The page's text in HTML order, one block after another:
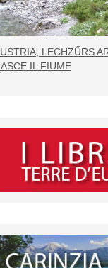
LECHZŰRS
IL FIUME